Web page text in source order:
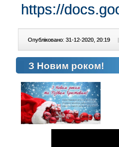
https://
Опубліковано: 31-12-2020, 20:19 |
З Новим роком!